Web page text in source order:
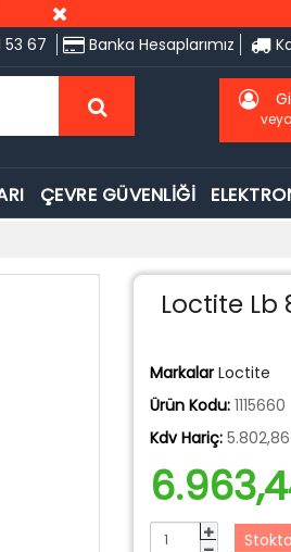
53 67 Banka Hesaplarımız
ÇEVRE GÜVENLİĞİ
Loctite Lb
Markalar Loctite
Ürün Kodu: 1115660
Kdv Hariç: